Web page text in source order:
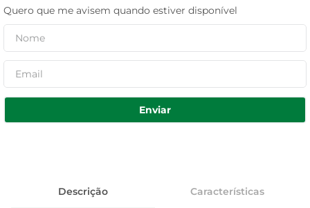
Quero que me avisem quando estiver disponível
Enviar
Descrição Características